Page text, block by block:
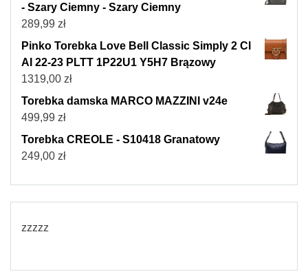
- Szary Ciemny - Szary Ciemny
289,99 zł
Pinko Torebka Love Bell Classic Simply 2 Cl
AI 22-23 PLTT 1P22U1 Y5H7 Brązowy
1319,00 zł
Torebka damska MARCO MAZZINI v24e
499,99 zł
Torebka CREOLE - S10418 Granatowy
249,00 zł
zzzzz